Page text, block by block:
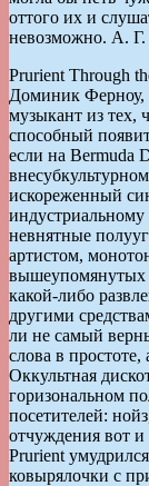
оттого их и
невозможно. А. Г.
Prurient Through
Доминик Ферноу,
музыкант из тех,
способный
если на Bermuda
искореженный
невнятные
артистом,
вышеупомянутых
какой-либо
другими
ли не самый
слова в
Оккультная
горизональном
посетителей:
отчуждения вот
Prurient
ковырялочки с